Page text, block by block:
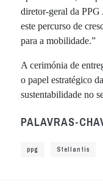
diretor-geral da
este percurso de
para a mobilidade.”
A cerimónia de
o papel estratégico
sustentabilidade no
PALAVRAS-
ppg Stellantis